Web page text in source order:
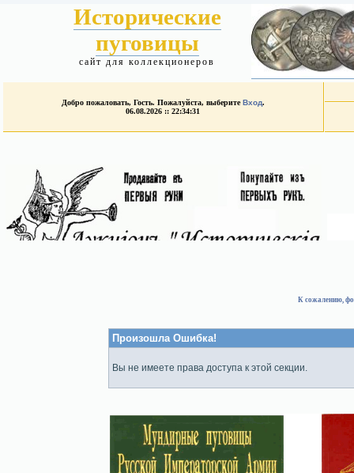
Исторические
пуговицы
сайт для коллекционеров
Добро пожаловать, Гость. Пожалуйста, выберитеВход.
06.08.2026 :: 22:34:31
К сожалению,
Произошла Ошибка!
Вы не имеете права доступа к этой секции.